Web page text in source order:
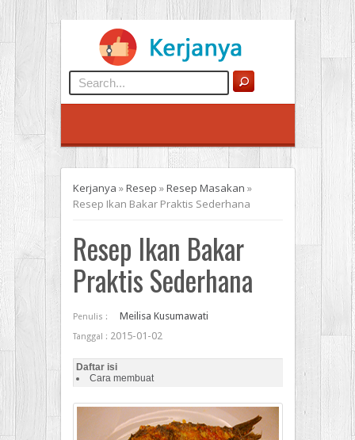
Kerjanya »Resep »Resep Masakan »
Resep Ikan Bakar Praktis Sederhana
Resep Ikan Bakar
Praktis Sederhana
Penulis : Meilisa Kusumawati
Tanggal : 2015-01-02
Daftar isi
Cara membuat